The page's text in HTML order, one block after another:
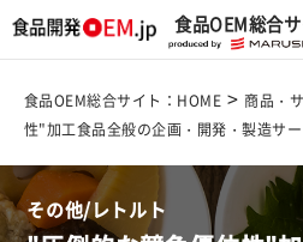
食品OEM総合
食品OEM総合サイト：HOME > 商品・
性"加工食品全般の企画・開発・製造サ
その他/レトルト